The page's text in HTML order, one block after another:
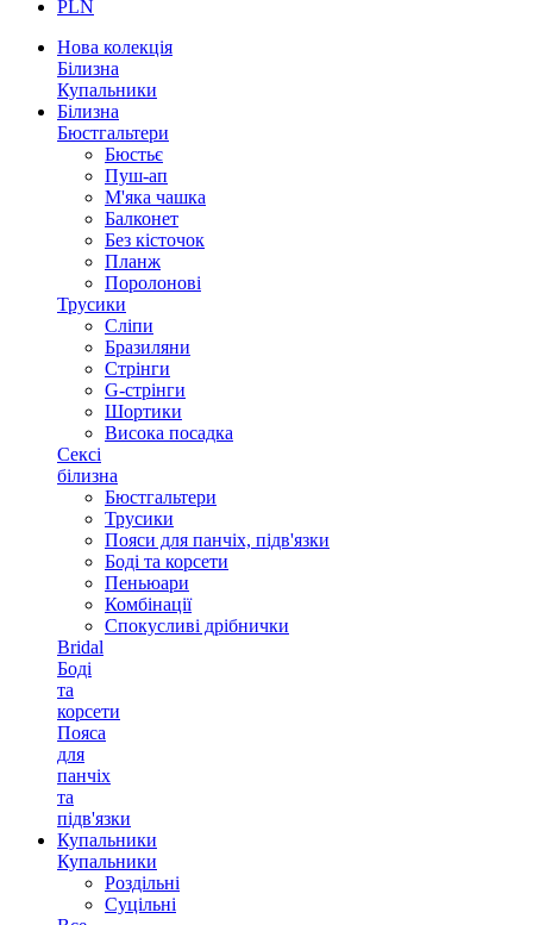
PLN
Нова колекція
Білизна
Купальники
Білизна
Бюстгальтери
Бюстьє
Пуш-ап
М'яка чашка
Балконет
Без кісточок
Планж
Поролонові
Трусики
Сліпи
Бразиляни
Стрінги
G-стрінги
Шортики
Висока посадка
Сексі
білизна
Бюстгальтери
Трусики
Пояси для панчіх, підв'язки
Боді та корсети
Пеньюари
Комбінації
Спокусливі дрібнички
Bridal
Боді
та
корсети
Пояса
для
панчіх
та
підв'язки
Купальники
Купальники
Роздільні
Суцільні